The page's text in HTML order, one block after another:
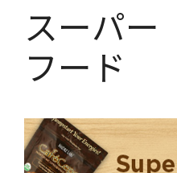
スーパー
フード